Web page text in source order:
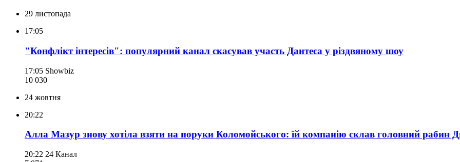
29 листопада
17:05
"Конфлікт інтересів": популярний канал скасував участь Дантеса у різдвяному шоу
17:05 Showbiz
10 030
24 жовтня
20:22
Алла Мазур знову хотіла взяти на поруки Коломойського: їй компанію склав головний рабин
20:22 24 Канал